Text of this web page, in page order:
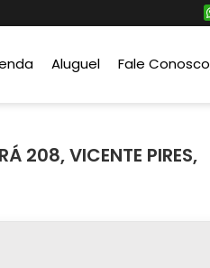
Aluguel Fale Conosco
208, VICENTE PIRES,